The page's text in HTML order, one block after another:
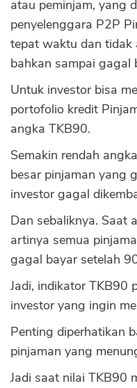
atau peminjam, yang
penyelenggara P2P
tepat waktu dan tidak
bahkan sampai gagal
Untuk investor bisa
portofolio kredit
angka TKB90.
Semakin rendah
besar pinjaman yang
investor gagal
Dan sebaliknya. Saat
artinya semua
gagal bayar setelah
Jadi, indikator TKB90
investor yang ingin
Penting diperhatikan
pinjaman yang
Jadi saat nilai TKB90